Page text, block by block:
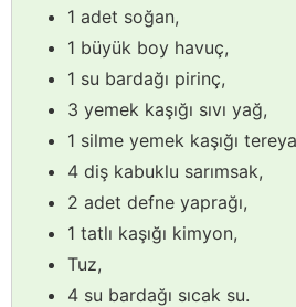
1 adet soğan,
1 büyük boy havuç,
1 su bardağı pirinç,
3 yemek kaşığı sıvı yağ,
1 silme yemek kaşığı
4 diş kabuklu sarımsak,
2 adet defne yaprağı,
1 tatlı kaşığı kimyon,
Tuz,
4 su bardağı sıcak su.